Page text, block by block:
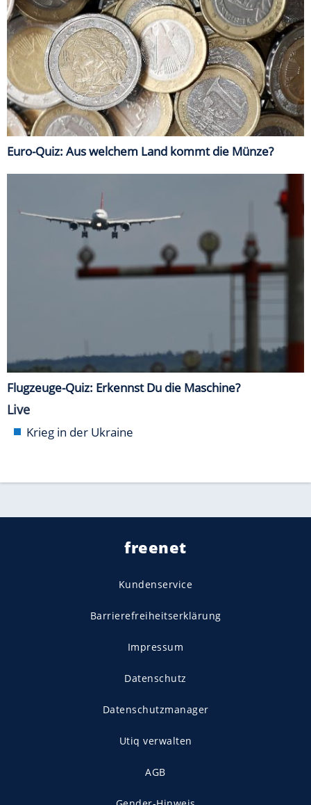
Euro-Quiz: Aus welchem Land kommt die Münze?
Flugzeuge-Quiz: Erkennst Du die Maschine?
Live
Krieg in der Ukraine
freenet
Kundenservice
Barrierefreiheitserklärung
Impressum
Datenschutz
Datenschutzmanager
Utiq verwalten
AGB